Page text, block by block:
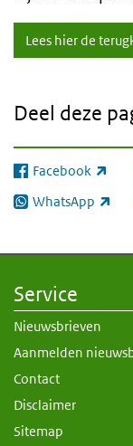
Lees hier de
Deel deze
Facebook
(externe link)
WhatsApp
(externe link)
Service
Nieuwsbrieven
Aanmelden
Contact
Disclaimer
Sitemap